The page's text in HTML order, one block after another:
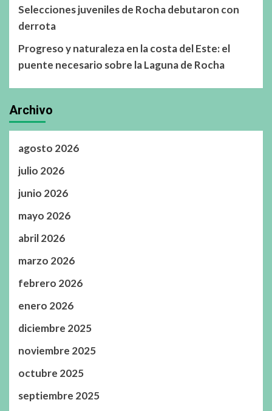
Selecciones juveniles de Rocha debutaron con
derrota
Progreso y naturaleza en la costa del Este: el
puente necesario sobre la Laguna de Rocha
Archivo
agosto 2026
julio 2026
junio 2026
mayo 2026
abril 2026
marzo 2026
febrero 2026
enero 2026
diciembre 2025
noviembre 2025
octubre 2025
septiembre 2025